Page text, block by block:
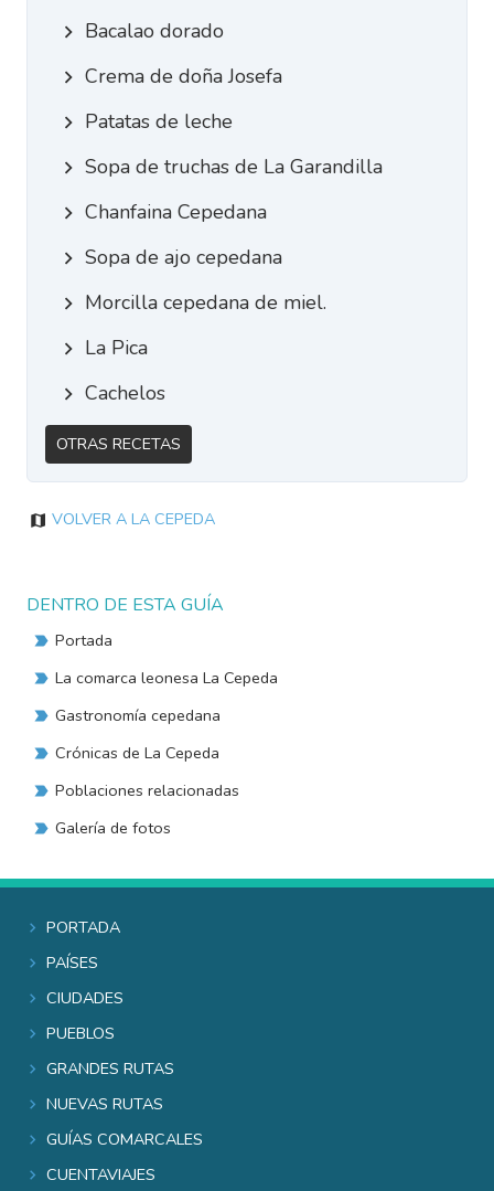
Bacalao dorado
Crema de doña Josefa
Patatas de leche
Sopa de truchas de La Garandilla
Chanfaina Cepedana
Sopa de ajo cepedana
Morcilla cepedana de miel.
La Pica
Cachelos
Otras Recetas
Volver a La Cepeda
DENTRO DE ESTA GUÍA
Portada
La comarca leonesa La Cepeda
Gastronomía cepedana
Crónicas de La Cepeda
Poblaciones relacionadas
Galería de fotos
Portada
Países
Ciudades
Pueblos
Grandes rutas
Nuevas rutas
Guías comarcales
Cuentaviajes